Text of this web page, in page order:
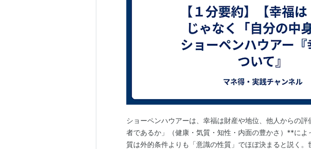
ショーペンハウアーは、幸福は財産や地位、他人からの
者であるか」（健康・気質・知性・内面の豊かさ）**によ
質は外的条件よりも「意識の性質」でほぼ決まると説く。